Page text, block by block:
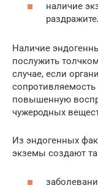
наличие
Наличие
послужить
случае, если
повышенную
чужеродных
Из эндогенных
экземы создают